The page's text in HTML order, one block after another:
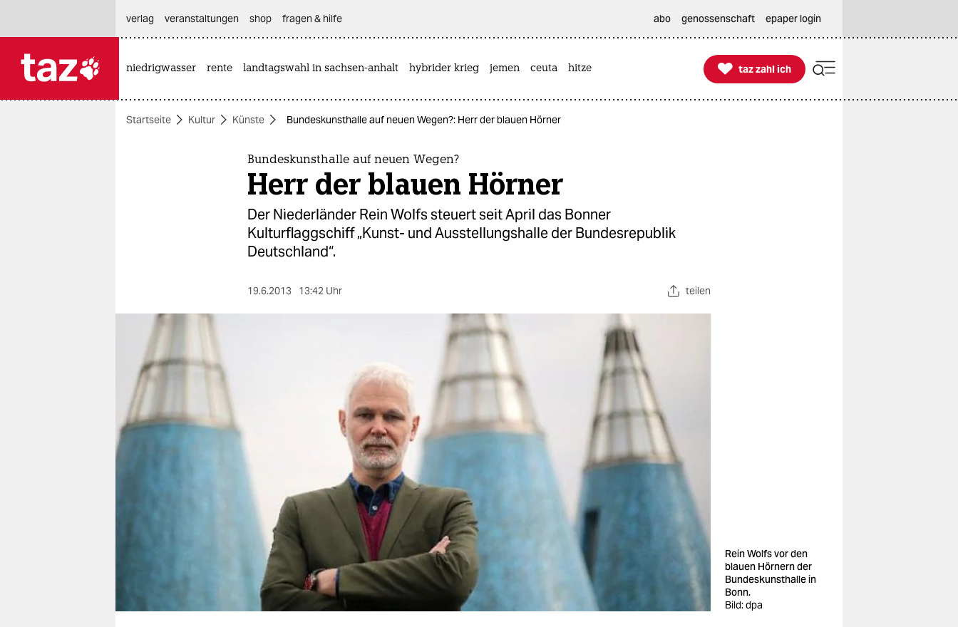
themen
berlin
nord
wahrheit
verlag
genossenschaft
verlag
veranstaltungen shop fragen & hilfe abo genossenschaft epaper login
niedrigwasser rente landtagswahl in sachsen-anhalt hybrider krieg jemen ceuta hitze 
taz zahl ich
taz zahl ich
Startseite Kultur Künste Bundeskunsthalle auf neuen Wegen?: Herr der blauen Hörner
Bundeskunsthalle auf neuen Wegen?
Herr der blauen Hörner
Der Niederländer Rein Wolfs steuert seit April das Bonner
Kulturflaggschiff „Kunst- und Ausstellungshalle der Bundesrepublik
Deutschland“.
19.6.2013 13:42 Uhr teilen
Rein Wolfs vor den
blauen Hörnern der
Bundeskunsthalle in
Bonn.
Bild: dpa